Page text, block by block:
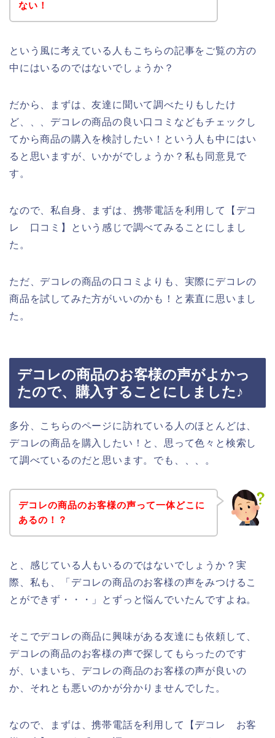
ない！
という風に考えている人もこちらの記事をご覧の方の
中にはいるのではないでしょうか？
だから、まずは、友達に聞いて調べたりもしたけ
ど、、、デコレの商品の良い口コミなどもチェックし
てから商品の購入を検討したい！という人も中にはい
ると思いますが、いかがでしょうか？私も同意見で
す。
なので、私自身、まずは、携帯電話を利用して【デコ
レ 口コミ】という感じで調べてみることにしまし
た。
ただ、デコレの商品の口コミよりも、実際にデコレの
商品を試してみた方がいいのかも！と素直に思いまし
た。
デコレの商品のお客様の声がよかっ
たので、購入することにしました♪
多分、こちらのページに訪れている人のほとんどは、
デコレの商品を購入したい！と、思って色々と検索し
て調べているのだと思います。でも、、、。
デコレの商品のお客様の声って一体どこに
あるの！？
と、感じている人もいるのではないでしょうか？実
際、私も、「デコレの商品のお客様の声をみつけるこ
とができず・・・」とずっと悩んでいたんですよね。
そこでデコレの商品に興味がある友達にも依頼して、
デコレの商品のお客様の声で探してもらったのです
が、いまいち、デコレの商品のお客様の声が良いの
か、それとも悪いのかが分かりませんでした。
なので、まずは、携帯電話を利用して【デコレ お客